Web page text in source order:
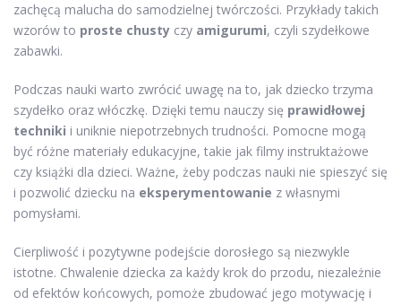
zachęcą malucha do samodzielnej twórczości. Przykłady takich
wzorów to proste chusty czy amigurumi, czyli szydełkowe
zabawki.
Podczas nauki warto zwrócić uwagę na to, jak dziecko trzyma
szydełko oraz włóczkę. Dzięki temu nauczy się prawidłowej
techniki i uniknie niepotrzebnych trudności. Pomocne mogą
być różne materiały edukacyjne, takie jak filmy instruktażowe
czy książki dla dzieci. Ważne, żeby podczas nauki nie spieszyć się
i pozwolić dziecku na eksperymentowanie z własnymi
pomysłami.
Cierpliwość i pozytywne podejście dorosłego są niezwykle
istotne. Chwalenie dziecka za każdy krok do przodu, niezależnie
od efektów końcowych, pomoże zbudować jego motywację i